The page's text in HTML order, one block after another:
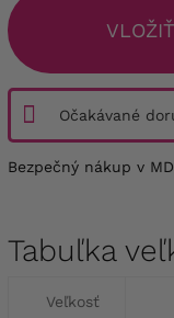
Očakávané
Bezpečný nákup v
Tabuľka
Veľkosť